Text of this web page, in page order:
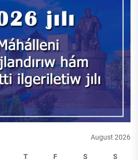
August 2026
T F S S